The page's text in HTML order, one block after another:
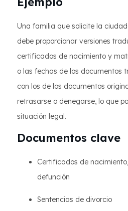
Una familia que solicite la
debe proporcionar versiones
certificados de nacimiento y
o las fechas de los documentos
con los de los documentos
retrasarse o denegarse, lo que
situación legal.
Documentos clave
Certificados de
defunción
Sentencias de divorcio